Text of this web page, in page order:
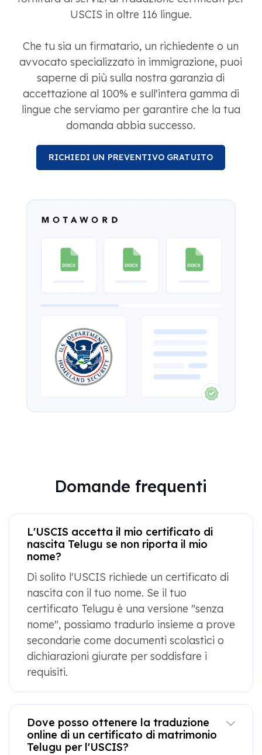
USCIS in oltre 116 lingue.
Che tu sia un firmatario, un richiedente o un
avvocato specializzato in immigrazione, puoi
saperne di più sulla nostra garanzia di
accettazione al 100% e sull'intera gamma di
lingue che serviamo per garantire che la tua
domanda abbia successo.
RICHIEDI UN PREVENTIVO GRATUITO
Domande frequenti
L'USCIS accetta il mio certificato di
nascita Telugu se non riporta il mio
nome?
Di solito l'USCIS richiede un certificato di
nascita con il tuo nome. Se il tuo
certificato Telugu è una versione "senza
nome", possiamo tradurlo insieme a prove
secondarie come documenti scolastici o
dichiarazioni giurate per soddisfare i
requisiti.
Dove posso ottenere la traduzione
online di un certificato di matrimonio
Telugu per l'USCIS?